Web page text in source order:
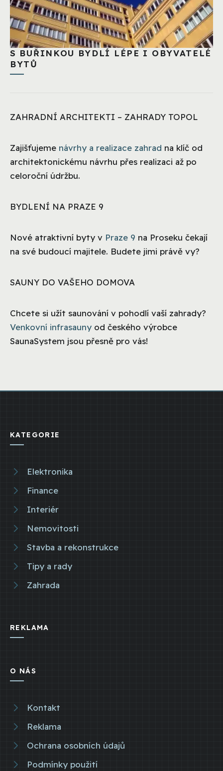
S BUŘINKOU BYDLÍ LÉPE I OBYVATELÉ
BYTŮ
ZAHRADNÍ ARCHITEKTI – ZAHRADY TOPOL
Zajišťujeme návrhy a realizace zahrad na klíč od
architektonickému návrhu přes realizaci až po
celoroční údržbu.
BYDLENÍ NA PRAZE 9
Nové atraktivní byty v Praze 9 na Proseku čekají
na své budoucí majitele. Budete jimi právě vy?
SAUNY DO VAŠEHO DOMOVA
Chcete si užít saunování v pohodlí vaší zahrady?
Venkovní infrasauny od českého výrobce
SaunaSystem jsou přesně pro vás!
KATEGORIE
Elektronika
Finance
Interiér
Nemovitosti
Stavba a rekonstrukce
Tipy a rady
Zahrada
REKLAMA
O NÁS
Kontakt
Reklama
Ochrana osobních údajů
Podmínky použití